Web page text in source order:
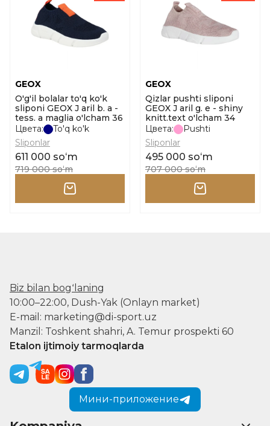
GEOX
O'g'il bolalar to'q ko'k
sliponi GEOX J aril b. a -
tess. a maglia o'lcham 36
Цвета:
To'q ko'k
Sliponlar
611 000 soʻm
719 000 soʻm
GEOX
Qizlar pushti sliponi
GEOX J aril g. e - shiny
knitt.text o'lcham 34
Цвета:
Pushti
Sliponlar
495 000 soʻm
707 000 soʻm
Biz bilan bogʻlaning
10:00–22:00, Dush-Yak (Onlayn market)
E-mail: marketing@di-sport.uz
Manzil: Toshkent shahri, A. Temur prospekti 60
Etalon ijtimoiy tarmoqlarda
Мини-приложение